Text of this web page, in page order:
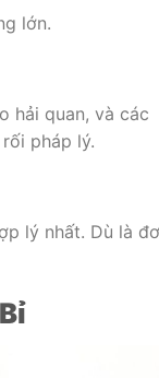
lớn.
hải quan, và các
pháp lý.
lý nhất. Dù là